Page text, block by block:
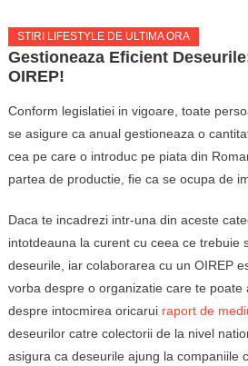
STIRI LIFESTYLE DE ULTIMA ORA
Gestioneaza Eficient
OIREP!
Conform legislatiei in vigoare, toate
se asigure ca anual gestioneaza o
cea pe care o introduc pe piata din
partea de productie, fie ca se ocupa de
Daca te incadrezi intr-una din aceste
intotdeauna la curent cu ceea ce trebuie
deseurile, iar colaborarea cu un OIREP
vorba despre o organizatie care te poate
despre intocmirea oricarui raport de
deseurilor catre colectorii de la nivel
asigura ca deseurile ajung la companiile